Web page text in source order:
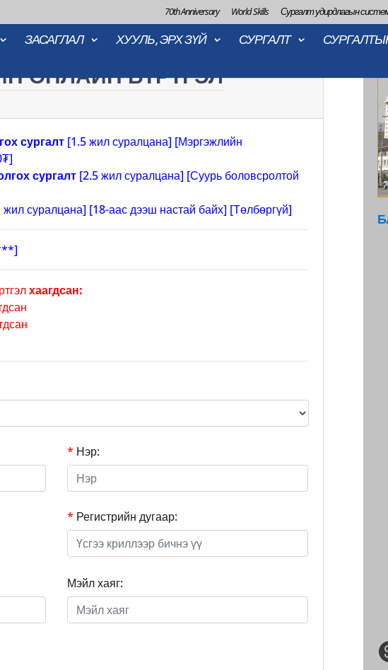
70th Anniversary World Skills Сургалт удирдлагын
ЗАСАГЛАЛ ХУУЛЬ, ЭРХ ЗҮЙ СУРГАЛТ
ОНЛАЙН БҮРТГЭЛ
сургалт [1.5 жил суралцана] [Мэргэжлийн
сургалт [2.5 жил суралцана] [Суурь боловсролтой
жил суралцана] [18-аас дээш настай байх] [Төлбөргүй]
хаагдсан:
* Нэр:
* Регистрийн дугаар:
Мэйл хаяг: